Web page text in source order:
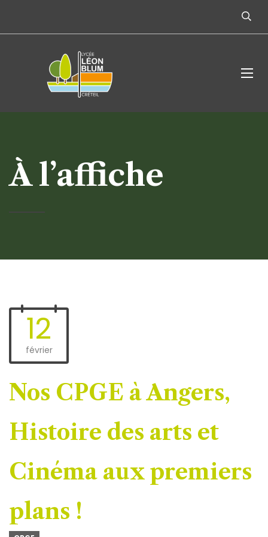
À l’affiche
12
février
Nos CPGE à Angers,
Histoire des arts et
Cinéma aux premiers
plans !